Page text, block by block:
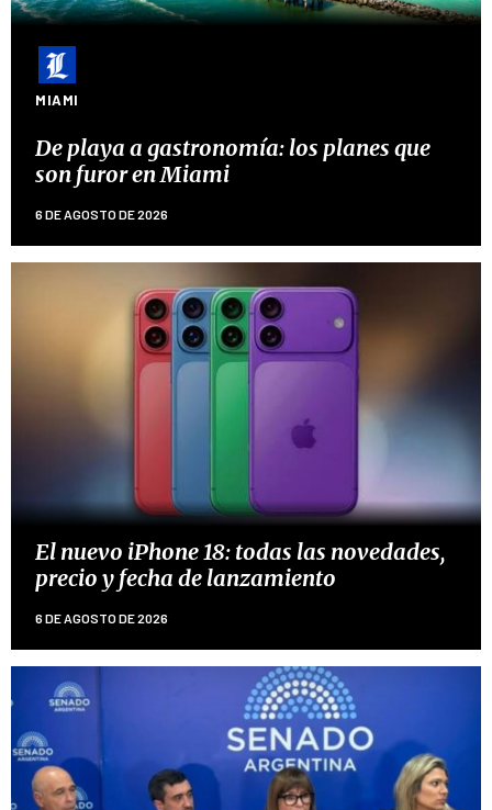
MIAMI
De playa a gastronomía: los planes que
son furor en Miami
6 DE AGOSTO DE 2026
El nuevo iPhone 18: todas las novedades,
precio y fecha de lanzamiento
6 DE AGOSTO DE 2026